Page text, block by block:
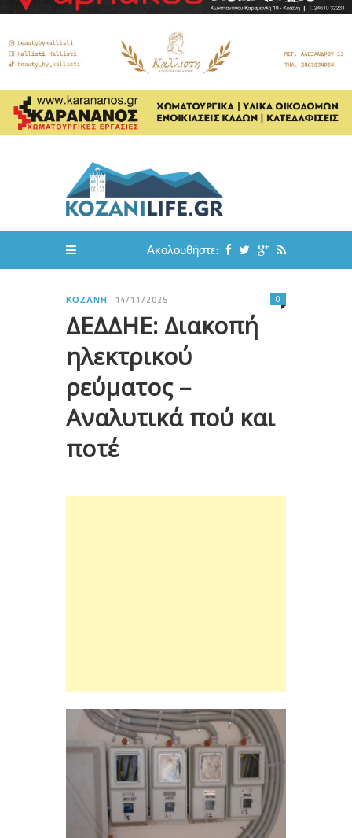
Ακολουθήστε:
ΚΟΖΆΝΗ 14/11/2025
ΔΕΔΔΗΕ: Διακοπή
ηλεκτρικού
ρεύματος –
Αναλυτικά πού και
ποτέ
0